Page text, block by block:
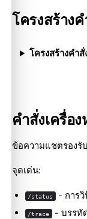
โครงสร้างค
โครงสร้างคำ
คำสั่งเครื่อ
ข้อความแชตรองรั
จุดเด่น:
/status - การวิ
/trace
- บรรทั